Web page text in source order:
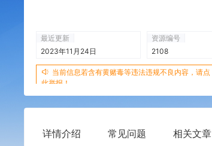
最近更新
2023年11月24日
资源编号
2108
当前信息若含有黄赌毒等违法违规不良内容，请点
此举报！
详情介绍 常见问题 相关文章